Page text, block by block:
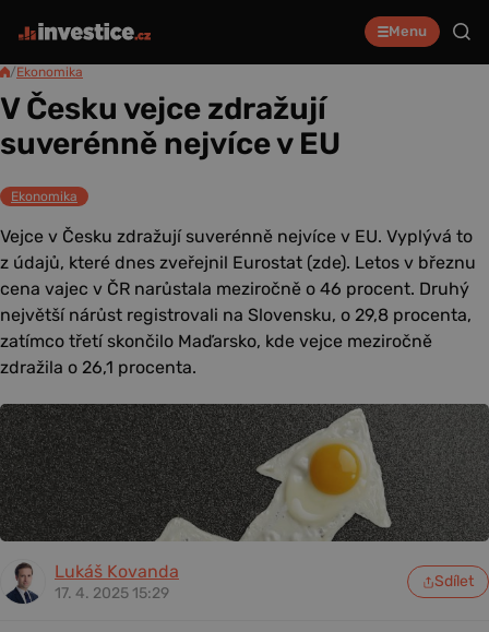
Menu
/Ekonomika
V Česku vejce zdražují
suverénně nejvíce v EU
Ekonomika
Vejce v Česku zdražují suverénně nejvíce v EU. Vyplývá to
z údajů, které dnes zveřejnil Eurostat (zde). Letos v březnu
cena vajec v ČR narůstala meziročně o 46 procent. Druhý
největší nárůst registrovali na Slovensku, o 29,8 procenta,
zatímco třetí skončilo Maďarsko, kde vejce meziročně
zdražila o 26,1 procenta.
Lukáš Kovanda
17. 4. 2025 15:29
Sdílet